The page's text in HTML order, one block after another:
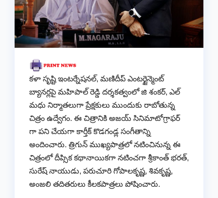
కళా సృష్టి ఇంటర్నేషనల్, మణిదీప్ ఎంటర్టైన్మెంట్
బ్యానర్లపై మహిపాల్ రెడ్డి దర్శకత్వంలో జి శంకర్, ఎల్
మధు నిర్మాతలుగా ప్రేక్షకులు ముందుకు రాబోతున్న
చిత్రం ఉద్వేగం. ఈ చిత్రానికి అజయ్ సినిమాటోగ్రాఫర్
గా పని చేయగా కార్తీక్ కొడగండ్ల సంగీతాన్ని
అందించారు. త్రిగున్ ముఖ్యపాత్రలో నటించినున్న ఈ
చిత్రంలో దీప్సిక కథానాయికగా నటించగా శ్రీకాంత్ భరత్,
సురేష్ నాయుడు, పరుచూరి గోపాలకృష్ణ, శివకృష్ణ,
అంజలి తదితరులు కీలకపాత్రలు పోషించారు.